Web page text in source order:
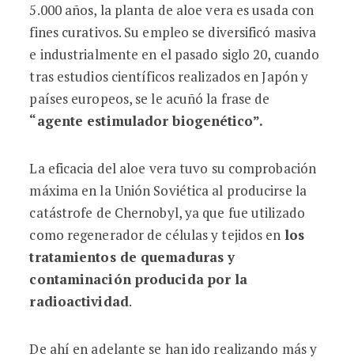
5.000 años, la planta de aloe vera es usada con
fines curativos. Su empleo se diversificó masiva
e industrialmente en el pasado siglo 20, cuando
tras estudios científicos realizados en Japón y
países europeos, se le acuñó la frase de
“agente estimulador biogenético”.
La eficacia del aloe vera tuvo su comprobación
máxima en la Unión Soviética al producirse la
catástrofe de Chernobyl, ya que fue utilizado
como regenerador de células y tejidos en los
tratamientos de quemaduras y
contaminación producida por la
radioactividad.
De ahí en adelante se han ido realizando más y